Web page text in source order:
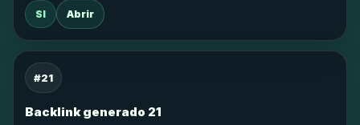
SI Abrir
#21
Backlink generado 21